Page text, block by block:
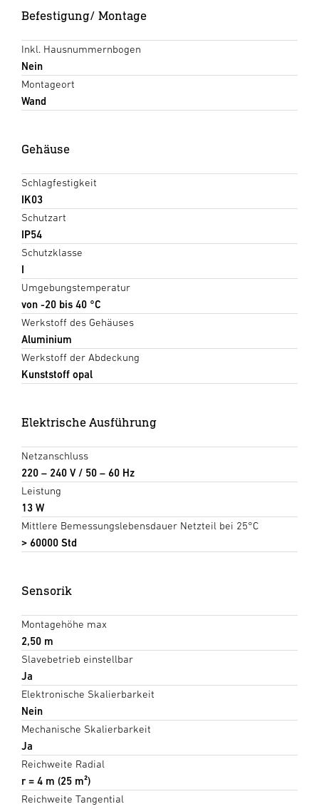
Befestigung/ Montage
Inkl. Hausnummernbogen
Nein
Montageort
Wand
Gehäuse
Schlagfestigkeit
IK03
Schutzart
IP54
Schutzklasse
I
Umgebungstemperatur
von -20 bis 40 °C
Werkstoff des Gehäuses
Aluminium
Werkstoff der Abdeckung
Kunststoff opal
Elektrische Ausführung
Netzanschluss
220 – 240 V / 50 – 60 Hz
Leistung
13 W
Mittlere Bemessungslebensdauer Netzteil bei 25°C
> 60000 Std
Sensorik
Montagehöhe max
2,50 m
Slavebetrieb einstellbar
Ja
Elektronische Skalierbarkeit
Nein
Mechanische Skalierbarkeit
Ja
Reichweite Radial
r = 4 m (25 m²)
Reichweite Tangential